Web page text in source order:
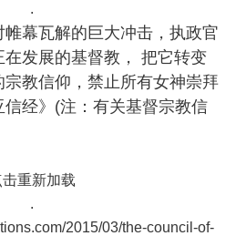
.
幕瓦解的巨大冲击，执政官
发展的基督教， 把它转变
教信仰，禁止所有女神崇拜
经》(注：有关基督宗教信
击重新加载
.
2015/03/the-council-of-